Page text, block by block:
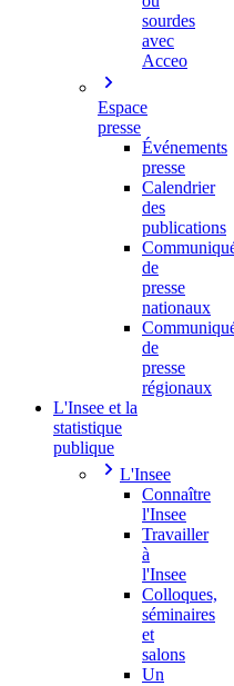
sourdes
avec
Acceo
Espace
presse
Événements
presse
Calendrier
des
publications
de
presse
nationaux
de
presse
régionaux
L'Insee et la
statistique
publique
L'Insee
Connaître
l'Insee
Travailler
à
l'Insee
Colloques,
séminaires
et
salons
Un